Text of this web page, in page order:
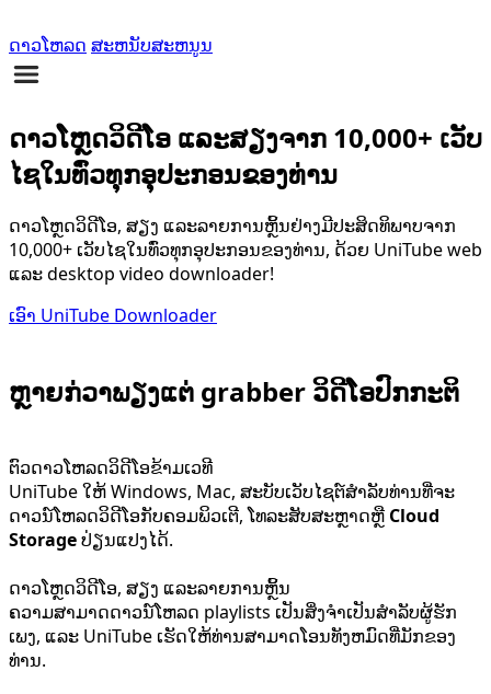
ດາວໂຫລດ ສະຫນັບສະຫນູນ
ດາວໂຫຼດວິດີໂອ ແລະສຽງຈາກ 10,000+ ເວັບ
ໄຊໃນທົ່ວທຸກອຸປະກອນຂອງທ່ານ
ດາວໂຫຼດວິດີໂອ, ສຽງ ແລະລາຍການຫຼິ້ນຢ່າງມີປະສິດທິພາບຈາກ
10,000+ ເວັບໄຊໃນທົ່ວທຸກອຸປະກອນຂອງທ່ານ, ດ້ວຍ UniTube web
ແລະ desktop video downloader!
ເອົາ UniTube Downloader
ຫຼາຍກ່ວາພຽງແຕ່ grabber ວິດີໂອປົກກະຕິ
ຕົວດາວໂຫລດວິດີໂອຂ້າມເວທີ
UniTube ໃຫ້ Windows, Mac, ສະບັບເວັບໄຊຕ໌ສໍາລັບທ່ານທີ່ຈະ
ດາວນ໌ໂຫລດວິດີໂອກັບຄອມພິວເຕີ, ໂທລະສັບສະຫຼາດຫຼື Cloud
Storageປ່ຽນແປງໄດ້.
ດາວໂຫຼດວິດີໂອ, ສຽງ ແລະລາຍການຫຼິ້ນ
ຄວາມ​ສາ​ມາດ​ດາວ​ນ​໌​ໂຫລດ playlists ເປັນ​ສິ່ງ​ຈໍາ​ເປັນ​ສໍາ​ລັບ​ຜູ້​ຮັກ​
ເພງ​, ແລະ UniTube ເຮັດ​ໃຫ້​ທ່ານ​ສາ​ມາດ​ໂອນ​ທັງ​ຫມົດ​ທີ່​ມັກ​ຂອງ​
ທ່ານ​.